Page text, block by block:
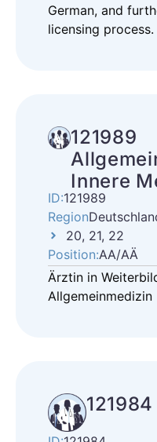
German, and
licensing process.
121989
Innere
ID:121989
Region
20, 21, 22
Position:AA/AÄ
Ärztin in
Allgemeinmedizin